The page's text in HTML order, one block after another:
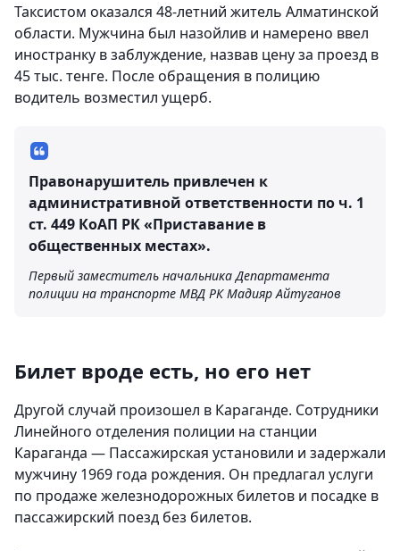
Таксистом оказался 48-летний житель Алматинской
области. Мужчина был назойлив и намерено ввел
иностранку в заблуждение, назвав цену за проезд в
45 тыс. тенге. После обращения в полицию
водитель возместил ущерб.
Правонарушитель привлечен к
административной ответственности по ч. 1
ст. 449 КоАП РК «Приставание в
общественных местах».
Первый заместитель начальника Департамента
полиции на транспорте МВД РК Мадияр Айтуганов
Билет вроде есть, но его нет
Другой случай произошел в Караганде. Сотрудники
Линейного отделения полиции на станции
Караганда — Пассажирская установили и задержали
мужчину 1969 года рождения. Он предлагал услуги
по продаже железнодорожных билетов и посадке в
пассажирский поезд без билетов.